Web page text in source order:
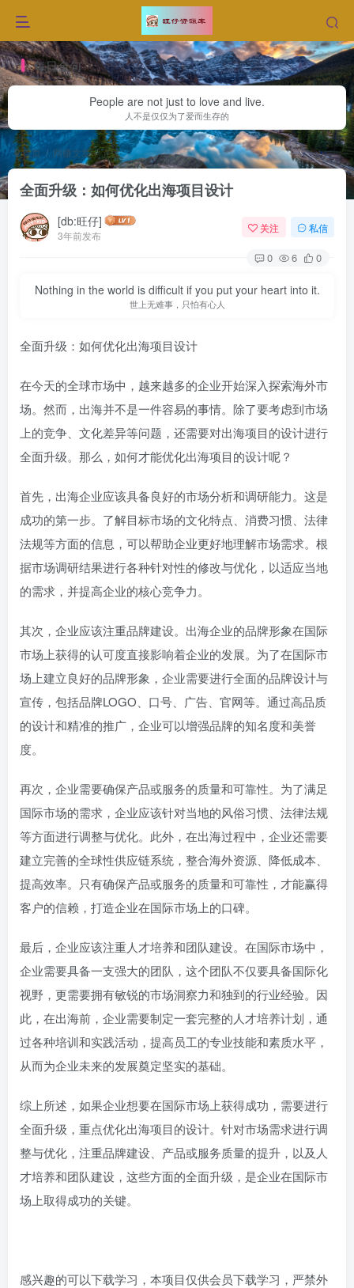
每日金句
People are not just to love and live.
人不是仅仅为了爱而生存的
首页 网赚文章 正文
全面升级：如何优化出海项目设计
[db:旺仔]
3年前发布
关注 私信
0 6 0
Nothing in the world is difficult if you put your heart into it.
世上无难事，只怕有心人
全面升级：如何优化出海项目设计
在今天的全球市场中，越来越多的企业开始深入探索海外市
场。然而，出海并不是一件容易的事情。除了要考虑到市场
上的竞争、文化差异等问题，还需要对出海项目的设计进行
全面升级。那么，如何才能优化出海项目的设计呢？
首先，出海企业应该具备良好的市场分析和调研能力。这是
成功的第一步。了解目标市场的文化特点、消费习惯、法律
法规等方面的信息，可以帮助企业更好地理解市场需求。根
据市场调研结果进行各种针对性的修改与优化，以适应当地
的需求，并提高企业的核心竞争力。
其次，企业应该注重品牌建设。出海企业的品牌形象在国际
市场上获得的认可度直接影响着企业的发展。为了在国际市
场上建立良好的品牌形象，企业需要进行全面的品牌设计与
宣传，包括品牌LOGO、口号、广告、官网等。通过高品质
的设计和精准的推广，企业可以增强品牌的知名度和美誉
度。
再次，企业需要确保产品或服务的质量和可靠性。为了满足
国际市场的需求，企业应该针对当地的风俗习惯、法律法规
等方面进行调整与优化。此外，在出海过程中，企业还需要
建立完善的全球性供应链系统，整合海外资源、降低成本、
提高效率。只有确保产品或服务的质量和可靠性，才能赢得
客户的信赖，打造企业在国际市场上的口碑。
最后，企业应该注重人才培养和团队建设。在国际市场中，
企业需要具备一支强大的团队，这个团队不仅要具备国际化
视野，更需要拥有敏锐的市场洞察力和独到的行业经验。因
此，在出海前，企业需要制定一套完整的人才培养计划，通
过各种培训和实践活动，提高员工的专业技能和素质水平，
从而为企业未来的发展奠定坚实的基础。
综上所述，如果企业想要在国际市场上获得成功，需要进行
全面升级，重点优化出海项目的设计。针对市场需求进行调
整与优化，注重品牌建设、产品或服务质量的提升，以及人
才培养和团队建设，这些方面的全面升级，是企业在国际市
场上取得成功的关键。
感兴趣的可以下载学习，本项目仅供会员下载学习，严禁外